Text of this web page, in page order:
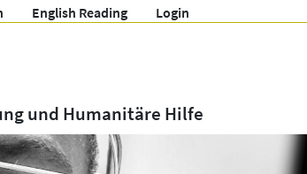
English Reading Login
und Humanitäre Hilfe